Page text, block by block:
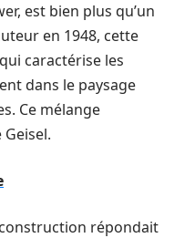
est bien plus qu’un
en 1948, cette
caractérise les
dans le paysage
Ce mélange
répondait